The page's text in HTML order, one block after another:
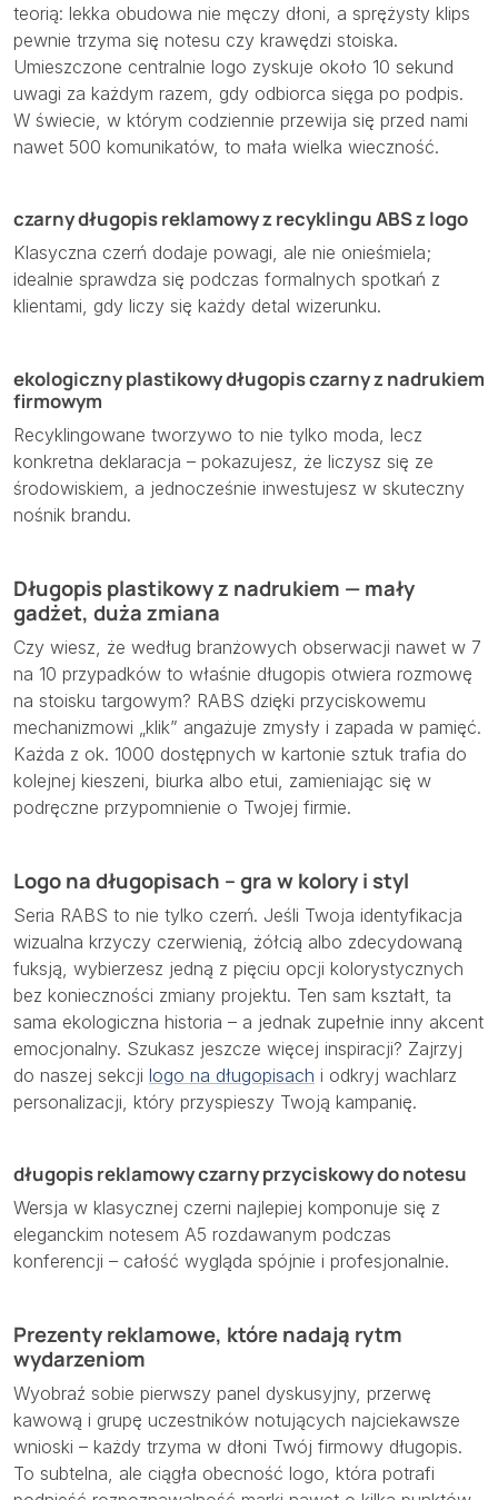
teorią: lekka obudowa nie męczy dłoni, a sprężysty klips
pewnie trzyma się notesu czy krawędzi stoiska.
Umieszczone centralnie logo zyskuje około 10 sekund
uwagi za każdym razem, gdy odbiorca sięga po podpis.
W świecie, w którym codziennie przewija się przed nami
nawet 500 komunikatów, to mała wielka wieczność.
czarny długopis reklamowy z recyklingu ABS z logo
Klasyczna czerń dodaje powagi, ale nie onieśmiela;
idealnie sprawdza się podczas formalnych spotkań z
klientami, gdy liczy się każdy detal wizerunku.
ekologiczny plastikowy długopis czarny z nadrukiem
firmowym
Recyklingowane tworzywo to nie tylko moda, lecz
konkretna deklaracja – pokazujesz, że liczysz się ze
środowiskiem, a jednocześnie inwestujesz w skuteczny
nośnik brandu.
Długopis plastikowy z nadrukiem — mały
gadżet, duża zmiana
Czy wiesz, że według branżowych obserwacji nawet w 7
na 10 przypadków to właśnie długopis otwiera rozmowę
na stoisku targowym? RABS dzięki przyciskowemu
mechanizmowi „klik” angażuje zmysły i zapada w pamięć.
Każda z ok. 1000 dostępnych w kartonie sztuk trafia do
kolejnej kieszeni, biurka albo etui, zamieniając się w
podręczne przypomnienie o Twojej firmie.
Logo na długopisach – gra w kolory i styl
Seria RABS to nie tylko czerń. Jeśli Twoja identyfikacja
wizualna krzyczy czerwienią, żółcią albo zdecydowaną
fuksją, wybierzesz jedną z pięciu opcji kolorystycznych
bez konieczności zmiany projektu. Ten sam kształt, ta
sama ekologiczna historia – a jednak zupełnie inny akcent
emocjonalny. Szukasz jeszcze więcej inspiracji? Zajrzyj
do naszej sekcji logo na długopisach i odkryj wachlarz
personalizacji, który przyspieszy Twoją kampanię.
długopis reklamowy czarny przyciskowy do notesu
Wersja w klasycznej czerni najlepiej komponuje się z
eleganckim notesem A5 rozdawanym podczas
konferencji – całość wygląda spójnie i profesjonalnie.
Prezenty reklamowe, które nadają rytm
wydarzeniom
Wyobraź sobie pierwszy panel dyskusyjny, przerwę
kawową i grupę uczestników notujących najciekawsze
wnioski – każdy trzyma w dłoni Twój firmowy długopis.
To subtelna, ale ciągła obecność logo, która potrafi